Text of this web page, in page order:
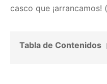
casco que ¡arrancamos!
Tabla de Contenidos